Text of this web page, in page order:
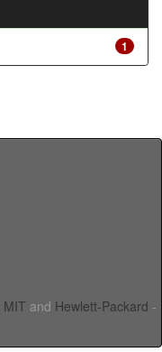
1
MIT and Hewlett-Packard -